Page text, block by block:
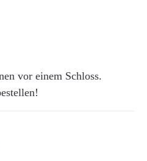
vor einem Schloss.